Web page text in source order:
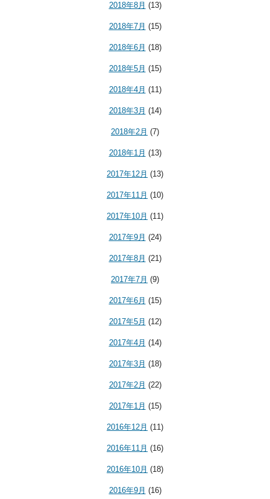
2018年8月 (13)
2018年7月 (15)
2018年6月 (18)
2018年5月 (15)
2018年4月 (11)
2018年3月 (14)
2018年2月 (7)
2018年1月 (13)
2017年12月 (13)
2017年11月 (10)
2017年10月 (11)
2017年9月 (24)
2017年8月 (21)
2017年7月 (9)
2017年6月 (15)
2017年5月 (12)
2017年4月 (14)
2017年3月 (18)
2017年2月 (22)
2017年1月 (15)
2016年12月 (11)
2016年11月 (16)
2016年10月 (18)
2016年9月 (16)